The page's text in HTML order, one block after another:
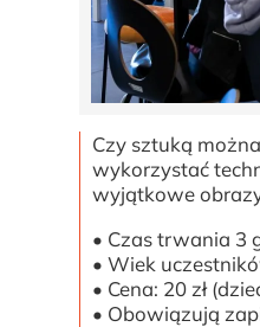
Czy sztuką
wykorzystać
wyjątkowe
• Czas trwania 3
• Wiek
• Cena: 20 zł
• Obowiązują